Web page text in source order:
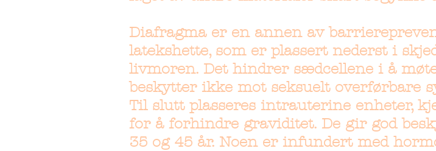
Diafragma er en annen av
latekshette, som er plassert nederst i
livmoren. Det hindrer sædcellene i å
beskytter ikke mot seksuelt overførbare
Til slutt plasseres intrauterine enheter,
for å forhindre graviditet. De gir god
35 og 45 år. Noen er infundert med